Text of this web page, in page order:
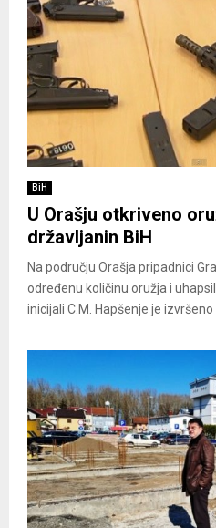
BiH
U Orašju otkriveno
državljanin BiH
Na području Orašja pripadnici
određenu količinu oružja i
inicijali C.M. Hapšenje je izvršeno